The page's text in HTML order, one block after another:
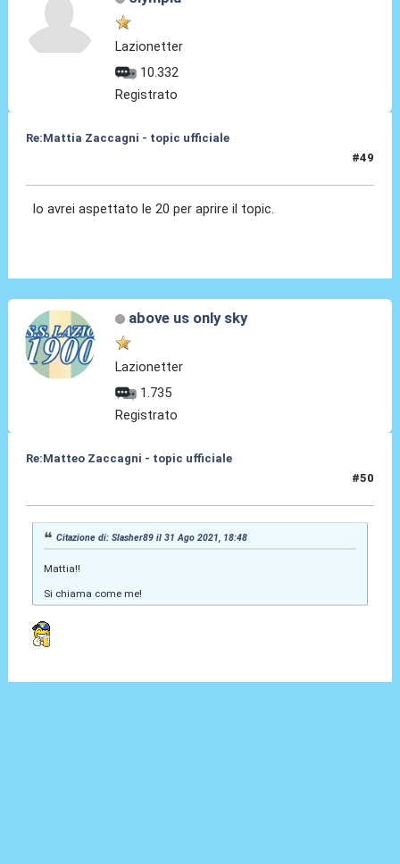
Lazionetter
10.332
Registrato
Re:Mattia Zaccagni - topic ufficiale
#49
Io avrei aspettato le 20 per aprire il topic.
above us only sky
Lazionetter
1.735
Registrato
Re:Matteo Zaccagni - topic ufficiale
#50
Citazione di: Slasher89 il 31 Ago 2021, 18:48
Mattia!!
Si chiama come me!